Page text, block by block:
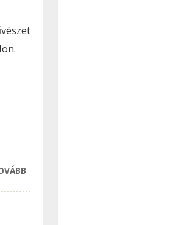
KAPCSOLATOSAN